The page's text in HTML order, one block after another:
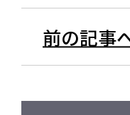
前の記事